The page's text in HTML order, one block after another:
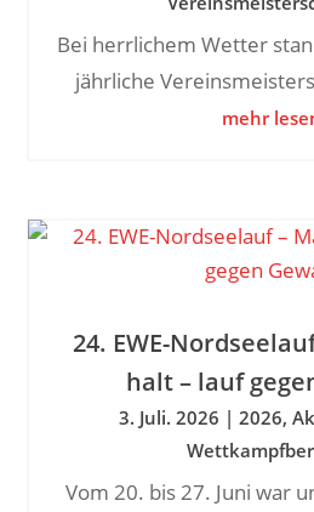
Bei herrlichem Wetter
jährliche
mehr
24. EWE-
halt – lauf
3. Juli. 2026 | 2026,
Vom 20. bis 27. Juni war